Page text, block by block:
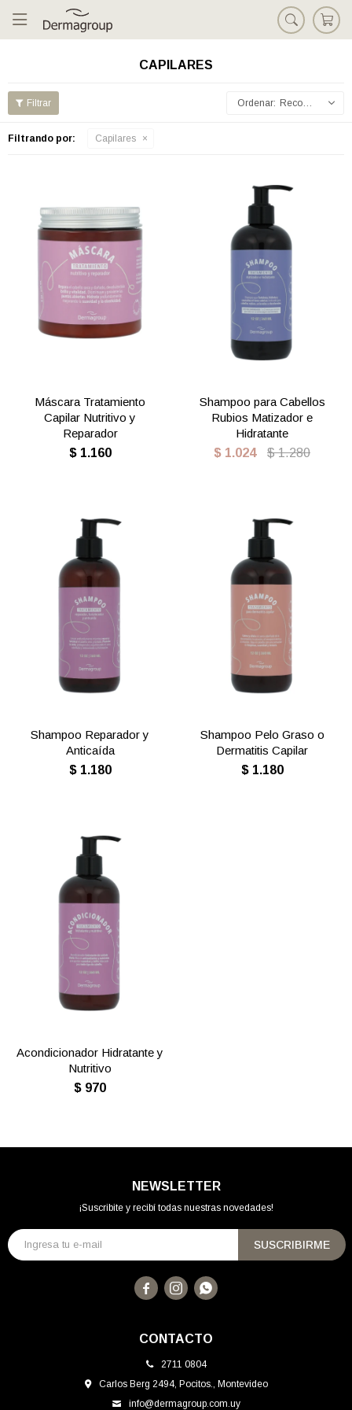

CAPILARES
Recomendados
Filtrando por: Capilares
Máscara Tratamiento
Capilar Nutritivo y
Reparador
$ 1.160
Shampoo para Cabellos
Rubios Matizador e
Hidratante
$ 1.024 $ 1.280
Shampoo Reparador y
Anticaída
$ 1.180
Shampoo Pelo Graso o
Dermatitis Capilar
$ 1.180
Acondicionador Hidratante y
Nutritivo
$ 970
CONTACTO
2711 0804
Carlos Berg 2494, Pocitos., Montevideo
info@dermagroup.com.uy
NEWSLETTER
¡Suscribite y recibí todas nuestras novedades!
SUSCRIBIRME
  